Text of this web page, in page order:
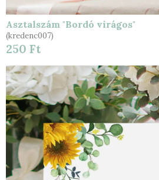
Asztalszám "Bordó virágos"
(kredenc007)
250 Ft